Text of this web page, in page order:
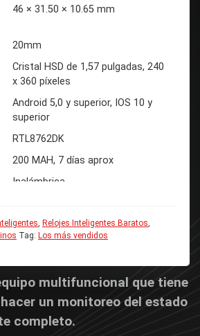
46 × 31.50 × 10.65 mm
20mm
Cristal HSD de 1,57 pulgadas, 240
x 360 píxeles
Android 5,0 y superior, IOS 10 y
superior
RTL8762DK
200 MAH, 7 días aprox
Inalámbrica
No
Versión 4.2
Dafit
No
, Relojes Inteligentes Baratos,
Tag: Los más vendidos
multifuncional que tiene
un monitoreo del estado
completo.